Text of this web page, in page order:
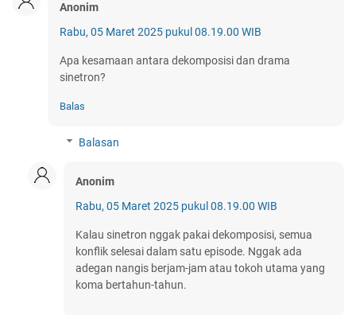
Anonim
Rabu, 05 Maret 2025 pukul 08.19.00 WIB
Apa kesamaan antara dekomposisi dan drama
sinetron?
Balas
Balasan
Anonim
Rabu, 05 Maret 2025 pukul 08.19.00 WIB
Kalau sinetron nggak pakai dekomposisi, semua
konflik selesai dalam satu episode. Nggak ada
adegan nangis berjam-jam atau tokoh utama yang
koma bertahun-tahun.